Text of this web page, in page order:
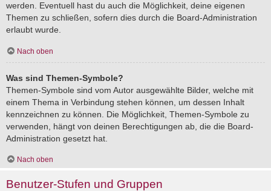
werden. Eventuell hast du auch die Möglichkeit, deine eigenen
Themen zu schließen, sofern dies durch die Board-Administration
erlaubt wurde.
Nach oben
Was sind Themen-Symbole?
Themen-Symbole sind vom Autor ausgewählte Bilder, welche mit
einem Thema in Verbindung stehen können, um dessen Inhalt
kennzeichnen zu können. Die Möglichkeit, Themen-Symbole zu
verwenden, hängt von deinen Berechtigungen ab, die die Board-
Administration gesetzt hat.
Nach oben
Benutzer-Stufen und Gruppen